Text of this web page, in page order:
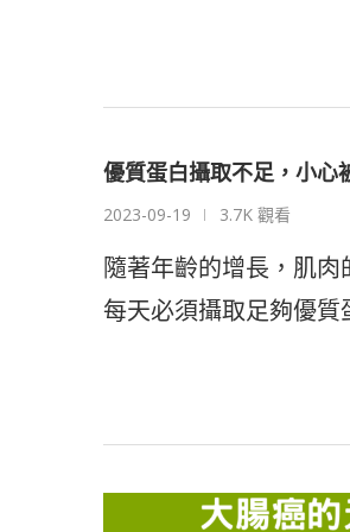
優質蛋白攝取不足，小心
2023-09-19 3.7K 觀看
隨著年齡的增長，肌
每天必須攝取足夠優